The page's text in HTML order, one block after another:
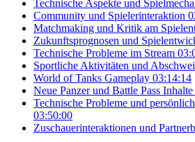
Technische Aspekte und
Community und Spielerinteraktion
Matchmaking und Kritik am
Zukunftsprognosen und
Technische Probleme im Stream
Sportliche Aktivitäten und
World of Tanks Gameplay 03:14:14
Neue Panzer und Battle Pass Inhalte
Technische Probleme und
03:50:00
Zuschauerinteraktionen und